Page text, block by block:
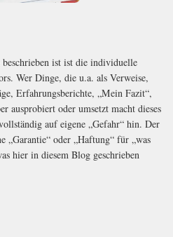
ist ist die individuelle
Wer Dinge, die u.a. als Verweise,
Erfahrungsberichte, „Mein Fazit“,
ausprobiert oder umsetzt macht dieses
auf eigene „Gefahr“ hin. Der
„Garantie“ oder „Haftung“ für „was
hier in diesem Blog geschrieben